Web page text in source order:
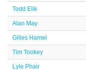
Todd Elik
Alan May
Gilles Hamel
Tim Tookey
Lyle Phair